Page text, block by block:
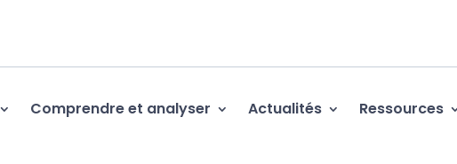
Comprendre et analyser Actualités Ressources